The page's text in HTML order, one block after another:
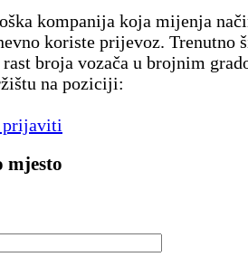
kompanija koja mijenja
koriste prijevoz. Trenutno
broja vozača u brojnim
na poziciji:
prijaviti
mjesto